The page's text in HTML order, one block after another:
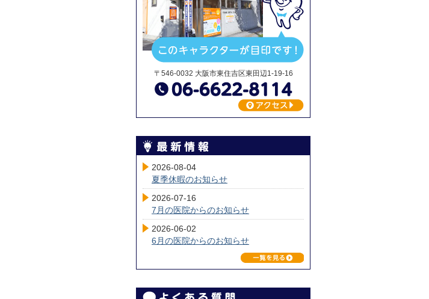
〒546-0032 大阪市東住吉区東田辺1-19-16
2026-08-04
夏季休暇のお知らせ
2026-07-16
7月の医院からのお知らせ
2026-06-02
6月の医院からのお知らせ